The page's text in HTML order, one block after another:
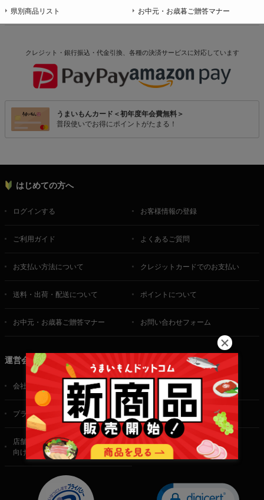
県別商品リスト お中元・お歳暮ご贈答マナー
クレジット・銀行振込・代金引換、各種の決済サービスに対応しています
うまいもんカード＜初年度年会費無料＞
普段使いでお得にポイントがたまる！
はじめての方へ
ログインする お客様情報の登録
ご利用ガイド よくあるご質問
お支払い方法について クレジットカードでのお支払い
送料・出荷・配送について ポイントについて
お中元・お歳暮ご贈答マナー お問い合わせフォーム
運営会社
会社概要 ご利用規約
プライバシーポリシー 特定商取引法に基づく表記
店舗・法人・生産者様
向けのお問い合わせ